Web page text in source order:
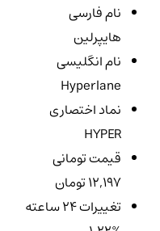
نام فارسی
هایپرلین
نام انگلیسی
Hyperlane
نماد اختصاری
HYPER
قیمت تومانی
12,197 تومان
تغییرات ۲۴ ساعته